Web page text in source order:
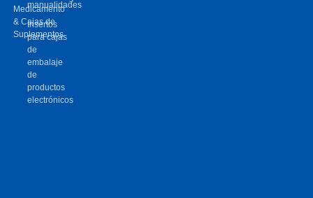
Medicamento
& Cajas de
Suplementos
manualidades
Insertos
para cajas
de
embalaje
de
productos
electrónicos